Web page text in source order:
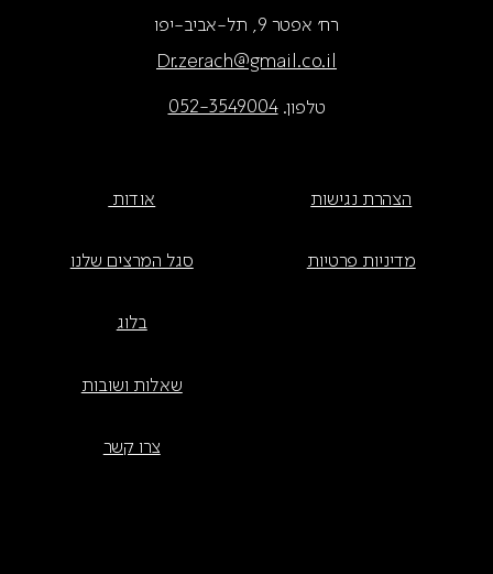
רח׳ אפטר 9, תל-אביב-יפו
Dr.zerach@gmail.co.il
טלפון.052-3549004
הצהרת נגישות
מדיניות פרטיות
אודות
סגל המרצים שלנו
בלוג
שאלות ושובות
צרו קשר